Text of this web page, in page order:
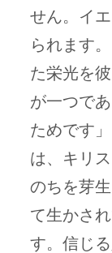
せん。イ
られます
た栄光を
が一つで
ためです
は、キリ
のちを芽
て生かさ
す。信じ